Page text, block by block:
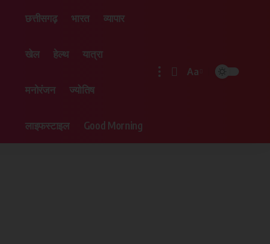
छत्तीसगढ़ भारत व्यापार
खेल हेल्थ यात्रा
मनोरंजन ज्योतिष
लाइफस्टाइल Good Morning
Aa